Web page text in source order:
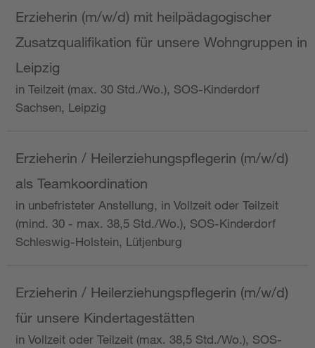
Erzieherin (m/w/d) mit heilpädagogischer
Zusatzqualifikation für unsere Wohngruppen in
Leipzig
in Teilzeit (max. 30 Std./Wo.), SOS-Kinderdorf
Sachsen, Leipzig
Erzieherin / Heilerziehungspflegerin (m/w/d)
als Teamkoordination
in unbefristeter Anstellung, in Vollzeit oder Teilzeit
(mind. 30 - max. 38,5 Std./Wo.), SOS-Kinderdorf
Schleswig-Holstein, Lütjenburg
Erzieherin / Heilerziehungspflegerin (m/w/d)
für unsere Kindertagestätten
in Vollzeit oder Teilzeit (max. 38,5 Std./Wo.), SOS-